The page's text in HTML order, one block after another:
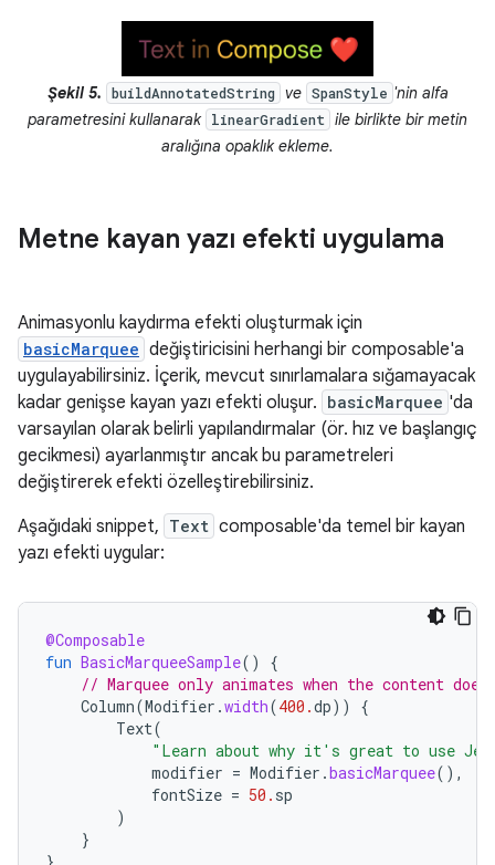
Şekil 5. buildAnnotatedString ve SpanStyle 'nin alfa
parametresini kullanarak linearGradient ile birlikte bir metin
aralığına opaklık ekleme.
Metne kayan yazı efekti uygulama
Animasyonlu kaydırma efekti oluşturmak için
basicMarquee değiştiricisini herhangi bir composable'a
uygulayabilirsiniz. İçerik, mevcut sınırlamalara sığamayacak
kadar genişse kayan yazı efekti oluşur. basicMarquee 'da
varsayılan olarak belirli yapılandırmalar (ör. hız ve başlangıç
gecikmesi) ayarlanmıştır ancak bu parametreleri
değiştirerek efekti özelleştirebilirsiniz.
Aşağıdaki snippet, Text composable'da temel bir kayan
yazı efekti uygular:
@Composable
fun BasicMarqueeSample()
{
// Marquee only animates when the content
Column(Modifier .width(400.dp))
{
Text(
"Learn about why it's great to use
modifier = Modifier .basicMarquee(),
fontSize = 50. sp
)
}